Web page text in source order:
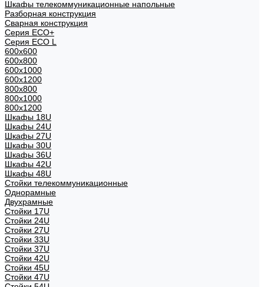
Шкафы телекоммуникационные напольные
Разборная конструкция
Сварная конструкция
Серия ECO+
Серия ECO L
600x600
600x800
600х1000
600х1200
800x800
800х1000
800х1200
Шкафы 18U
Шкафы 24U
Шкафы 27U
Шкафы 30U
Шкафы 36U
Шкафы 42U
Шкафы 48U
Стойки телекоммуникационные
Однорамные
Двухрамные
Стойки 17U
Стойки 24U
Стойки 27U
Стойки 33U
Стойки 37U
Стойки 42U
Стойки 45U
Стойки 47U